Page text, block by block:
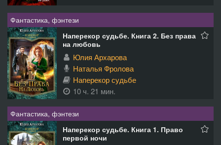
Фантастика, фэнтези
Наперекор судьбе. Книга 2. Без права
на любовь
Юлия Архарова
Наталья Фролова
Наперекор судьбе
10 ч. 21 мин.
Фантастика, фэнтези
Наперекор судьбе. Книга 1. Право
первой ночи